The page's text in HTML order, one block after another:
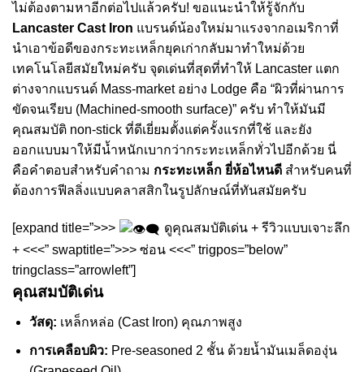
ไม่ต้องตามหาอีกต่อไปแล้วครับ! ขอแนะนำให้รู้จักกับ
Lancaster Cast Iron แบรนด์น้องใหม่มาแรงจากอเมริกาที่
นำเอาข้อดีของกระทะเหล็กยุคเก่ากลับมาทำใหม่ด้วย
เทคโนโลยีสมัยใหม่ครับ จุดเด่นที่สุดที่ทำให้ Lancaster แตก
ต่างจากแบรนด์ Mass-market อย่าง Lodge คือ “ผิวที่ผ่านการ
ขัดจนเรียบ (Machined-smooth surface)” ครับ ทำให้มันมี
คุณสมบัติ non-stick ที่ดีเยี่ยมตั้งแต่ครั้งแรกที่ใช้ และยัง
ออกแบบมาให้มีน้ำหนักเบากว่ากระทะเหล็กทั่วไปอีกด้วย นี่
คือคำตอบสำหรับคำถาม กระทะเหล็ก ยี่ห้อไหนดี สำหรับคนที่
ต้องการฟีลลิ่งแบบคลาสสิกในรูปลักษณ์ที่ทันสมัยครับ
[expand title=”>>>
ดูคุณสมบัติเด่น + รีวิวแบบเจาะลึก
+ <<<” swaptitle=”>>> ซ่อน <<<” trigpos=”below”
tringclass=”arrowleft”]
คุณสมบัติเด่น
วัสดุ: เหล็กหล่อ (Cast Iron) คุณภาพสูง
การเคลือบผิว: Pre-seasoned 2 ชั้น ด้วยน้ำมันเมล็ดองุ่น